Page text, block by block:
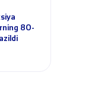
80-